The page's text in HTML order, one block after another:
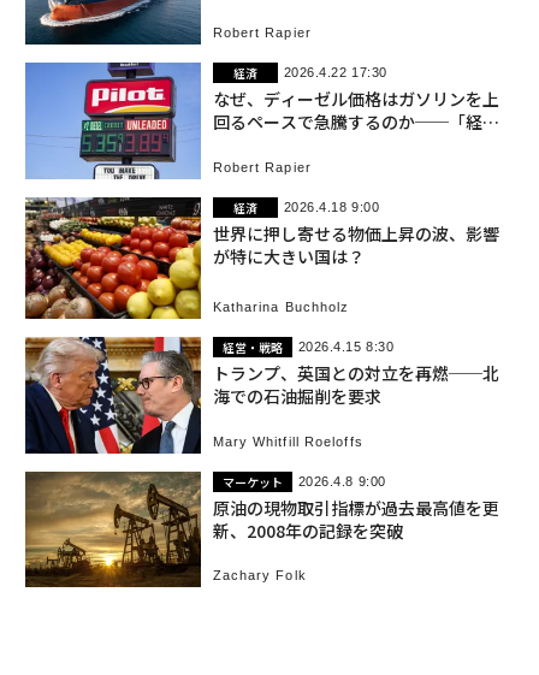
Robert Rapier
経済 2026.4.22 17:30
なぜ、ディーゼル価格はガソリンを上
回るペースで急騰するのか──「経済
Robert Rapier
経済 2026.4.18 9:00
世界に押し寄せる物価上昇の波、影響
が特に大きい国は？
Katharina Buchholz
経営・戦略 2026.4.15 8:30
トランプ、英国との対立を再燃──北
海での石油掘削を要求
Mary Whitfill Roeloffs
マーケット 2026.4.8 9:00
原油の現物取引指標が過去最高値を更
新、2008年の記録を突破
Zachary Folk